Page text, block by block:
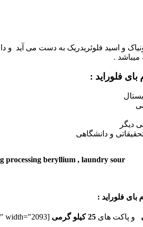
بای فلوراید :
دیگر
و دانشگاهی
processing beryllium , laundry sour
بای فلوراید :
و پاکت های 25 کیلو گرمی [caption id="attachment_4739" align="aligncenter" width="2093"]